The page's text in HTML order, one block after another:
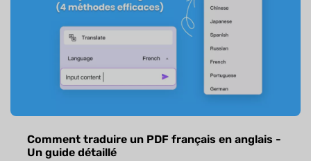
Comment traduire un PDF français en anglais -
Un guide détaillé